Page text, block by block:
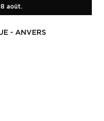
août.
- ANVERS